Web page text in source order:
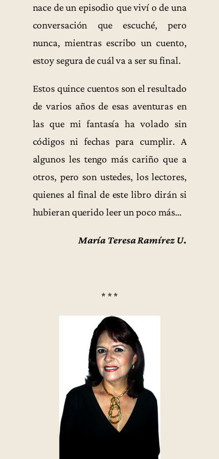
nace de un episodio que viví o de una
conversación que escuché, pero
nunca, mientras escribo un cuento,
estoy segura de cuál va a ser su final.
Estos quince cuentos son el resultado
de varios años de esas aventuras en
las que mi fantasía ha volado sin
códigos ni fechas para cumplir. A
algunos les tengo más cariño que a
otros, pero son ustedes, los lectores,
quienes al final de este libro dirán si
hubieran querido leer un poco más…
María Teresa Ramírez U.
* * *